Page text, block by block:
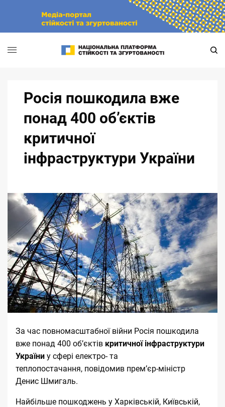
Росія пошкодила вже
понад 400 об’єктів
критичної
інфраструктури України
За час повномасштабної війни Росія пошкодила
вже понад 400 об’єктів критичної інфраструктури
України у сфері електро- та
теплопостачання, повідомив прем’єр-міністр
Денис Шмигаль.
Найбільше пошкоджень у Харківській, Київській,